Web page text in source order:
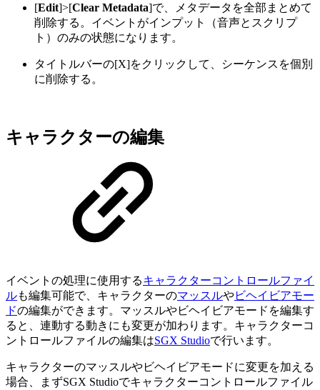
[Edit]>[Clear Metadata]で、メタデータを全部まとめて
削除する。イベントがインプット（音声とスクリプ
ト）のみの状態になります。
タイトルバーの[X]をクリックして、シーケンスを個別
に削除する。
キャラクターの編集
イベントの処理に使用するキャラクターコントロールファイ
ルも編集可能で、キャラクターのマッスルやビヘイビアモー
ドの編集ができます。マッスルやビヘイビアモードを編集す
ると、連動する動きにも変更が加わります。キャラクターコ
ントロールファイルの編集はSGX Studioで行います。
キャラクターのマッスルやビヘイビアモードに変更を加える
場合、まずSGX Studioでキャラクターコントロールファイル